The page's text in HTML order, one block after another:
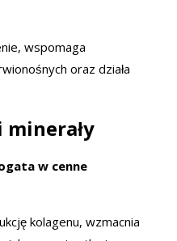
wspomaga
oraz działa
w cenne
kolagenu, wzmacnia